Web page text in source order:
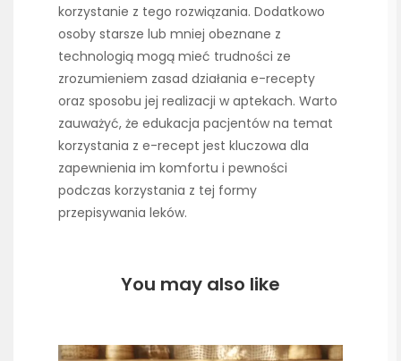
korzystanie z tego rozwiązania. Dodatkowo
osoby starsze lub mniej obeznane z
technologią mogą mieć trudności ze
zrozumieniem zasad działania e-recepty
oraz sposobu jej realizacji w aptekach. Warto
zauważyć, że edukacja pacjentów na temat
korzystania z e-recept jest kluczowa dla
zapewnienia im komfortu i pewności
podczas korzystania z tej formy
przepisywania leków.
You may also like